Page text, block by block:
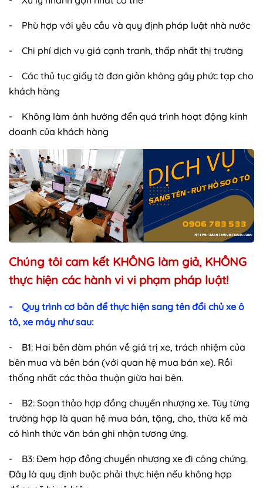
- Phù hợp với yêu cầu và quy định pháp luật nhà nước
- Chi phí dịch vụ giá cạnh tranh, thấp nhất thị trường
- Các thủ tục giấy tờ đơn giản không gây phức tạp cho
khách hàng
- Không làm ảnh hưởng đển quá trình hoạt động kinh
doanh của khách hàng
Chúng tôi cam kết KHÔNG làm giả, KHÔNG
thực hiện các hành vi vi phạm pháp luật!
- Quy trình cơ bản để thực hiện sang tên đổi chủ xe ô
tô, xe máy như sau:
- B1: Hai bên đàm phán về giá trị xe, trách nhiệm của
bên mua và bên bán (với quan hệ mua bán xe). Rồi
thống nhất các thỏa thuận giừa hai bên.
- B2: Soạn thảo hợp đồng chuyển nhượng xe. Tùy từng
trường hợp là quan hệ mua bán, tặng, cho, thừa kế mà
có hình thức văn bản ghi nhận tương ứng.
- B3: Đem hợp đồng chuyển nhượng xe đi công chứng.
Đây là quy định buộc phải thực hiện nếu không hợp